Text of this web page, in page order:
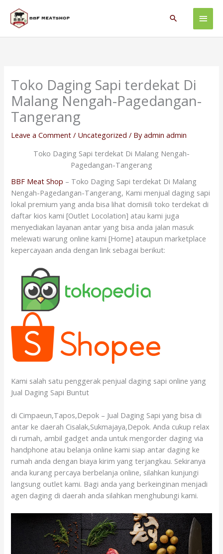
content
Main
Search
Toko Daging Sapi terdekat Di
Malang Nengah-Pagedangan-
Tangerang
Leave a Comment / Uncategorized / Byadmin admin
Toko Daging Sapi terdekat Di Malang Nengah-
Pagedangan-Tangerang
BBF Meat Shop – Toko Daging Sapi terdekat Di Malang
Nengah-Pagedangan-Tangerang, Kami menjual daging sapi
lokal premium yang anda bisa lihat domisili toko terdekat di
daftar kios kami [Outlet Locolation] atau kami juga
menyediakan layanan antar yang bisa anda jalan masuk
melewati warung online kami [Home] ataupun marketplace
kepercayaan anda dengan link sebagai berikut:
Kami salah satu penggerak penjual daging sapi online yang
Jual Daging Sapi Buntut
di Cimpaeun,Tapos,Depok – Jual Daging Sapi yang bisa di
antar ke daerah Cisalak,Sukmajaya,Depok. Anda cukup relax
di rumah, ambil gadget anda untuk mengorder daging via
handphone atau belanja online kami siap antar daging ke
rumah anda dengan biaya kirim yang terjangkau. Sekiranya
anda kurang percaya berbelanja online, silahkan kunjungi
langsung outlet kami. Bagi anda yang berkeinginan menjadi
agen daging di daerah anda silahkan menghubungi kami.